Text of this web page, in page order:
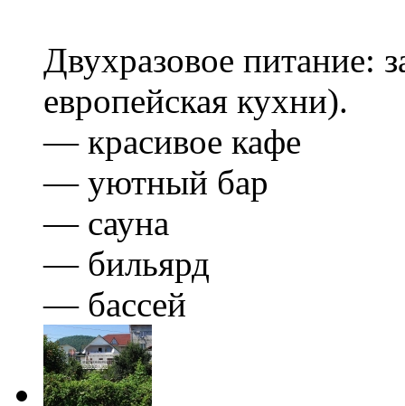
Двухразовое питание:
европейская кухни).
— красивое кафе
— уютный бар
— сауна
— бильярд
— бассей